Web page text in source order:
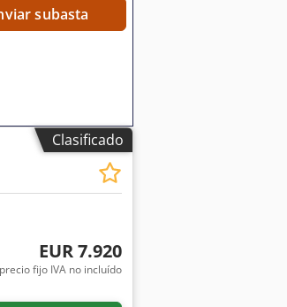
subasta
Clasificado
EUR 7.920
precio fijo IVA no incluído